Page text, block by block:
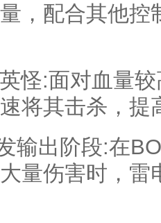
，配合其他控
怪:面对血量
将其击杀，提
输出阶段:在
量伤害时，